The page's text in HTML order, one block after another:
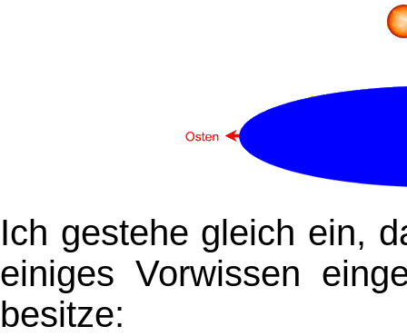
Ich gestehe gleich ein,
einiges Vorwissen
besitze: